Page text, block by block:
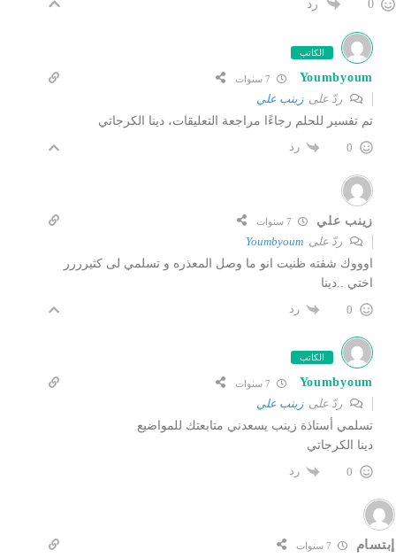
0 رد
الكاتب
Youmbyoum
ردّ علىزينب علي
تم تفسير للحلم رجاءًا مراجعة التعليقات، دينا الكرجاتي
0
رد
زينب علي
ردّ على Youmbyoum
اوووك شفته ظنيت انو ما وصل المعذره و تسلمي لى كثيرررر
اختي ..دينا
0
رد
الكاتب
Youmbyoum
ردّ علىزينب علي
تسلمي أستاذة زينب يسعدني متابعتك للمواضيع
دينا الكرجاتي
0
رد
إبتسام